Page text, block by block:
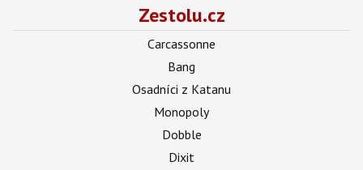
Zestolu.cz
Carcassonne
Bang
Osadníci z Katanu
Monopoly
Dobble
Dixit